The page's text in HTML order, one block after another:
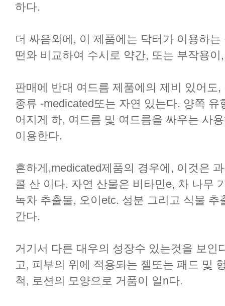
하다.
더 싸음외에, 이 제품에는 닥터가 이용하
떤와 비교하여 수시로 약간, 또는 부작용이
판매에 반대 여드름 제품에의 제비 있어도
종류 -medicated또는 자연 있는다. 양쪽
어지게 하, 여드름 및 여드름을 싸우는 사
이용한다.
흔하게,medicated제품의 경우에, 이것은
콜 산 이다. 자연 산물은 비타민e, 차 나무
녹차 추출물, 오이etc. 성분 그리고 식물
간다.
거기서 다른 대우의 성장수 있는것을 보인
고, 피부의 위에 적용되는 젤또는 패드 및
척, 로션의 모양으로 거품이 일n다.